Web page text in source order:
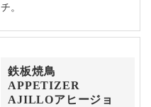
チ。
鉄板焼鳥
APPETIZER
AJILLOアヒージョ